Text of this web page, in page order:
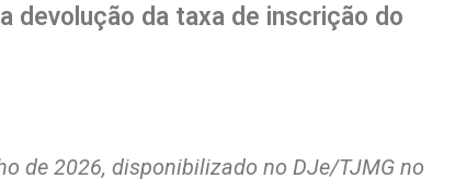
devolução da taxa de inscrição do
de 2026, disponibilizado no DJe/TJMG no